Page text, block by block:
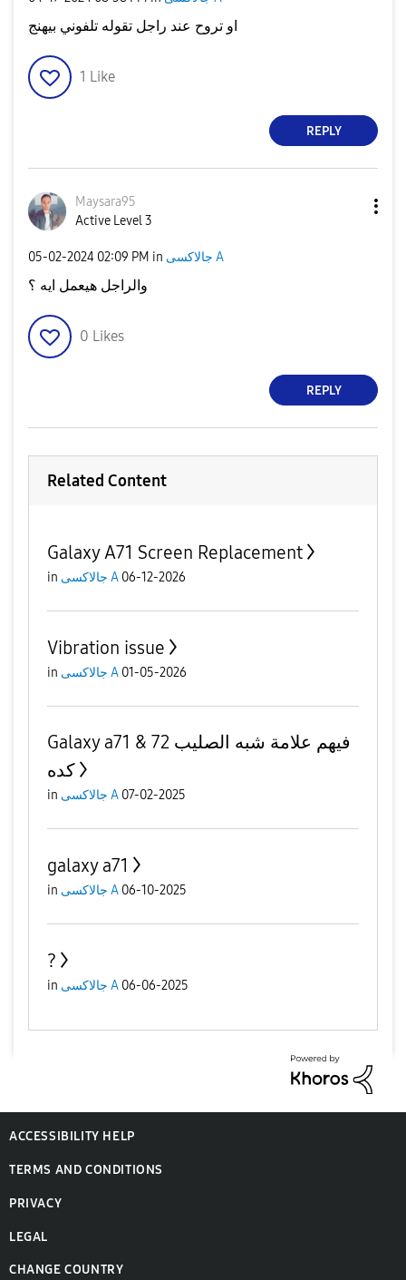
او تروح عند راجل تقوله تلفوني بيهنج
1 Like
REPLY
Maysara95
Active Level 3
‎05-02-2024 02:09 PM in جالاكسى A
والراجل هيعمل ايه ؟
0 Likes
REPLY
Related Content
Galaxy A71 Screen Replacement
in جالاكسى A 06-12-2026
Vibration issue
in جالاكسى A 01-05-2026
Galaxy a71 & 72 فيهم علامة شبه الصليب
كده
in جالاكسى A 07-02-2025
galaxy a71
in جالاكسى A 06-10-2025
?
in جالاكسى A 06-06-2025
ACCESSIBILITY HELP
TERMS AND CONDITIONS
PRIVACY
LEGAL
CHANGE COUNTRY